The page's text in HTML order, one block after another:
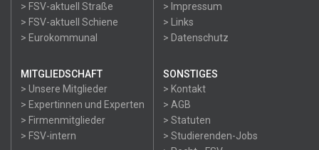
> FSV-aktuell Straße
> FSV-aktuell Schiene
> Eurokommunal
> Impressum
> Links
> Datenschutz
MITGLIEDSCHAFT
> Unsere Mitglieder
> Expertinnen und Experten
> Firmenmitglieder
> FSV-intern
SONSTIGES
> Kontakt
> AGB
> Statuten
> Studierenden-Jobs